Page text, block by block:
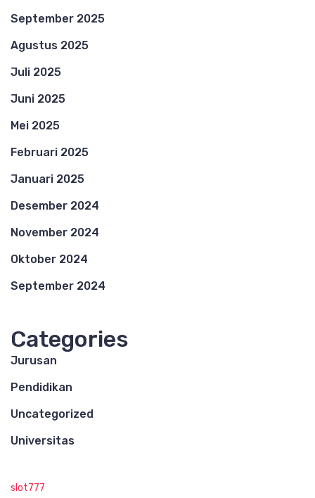
September 2025
Agustus 2025
Juli 2025
Juni 2025
Mei 2025
Februari 2025
Januari 2025
Desember 2024
November 2024
Oktober 2024
September 2024
Categories
Jurusan
Pendidikan
Uncategorized
Universitas
slot777